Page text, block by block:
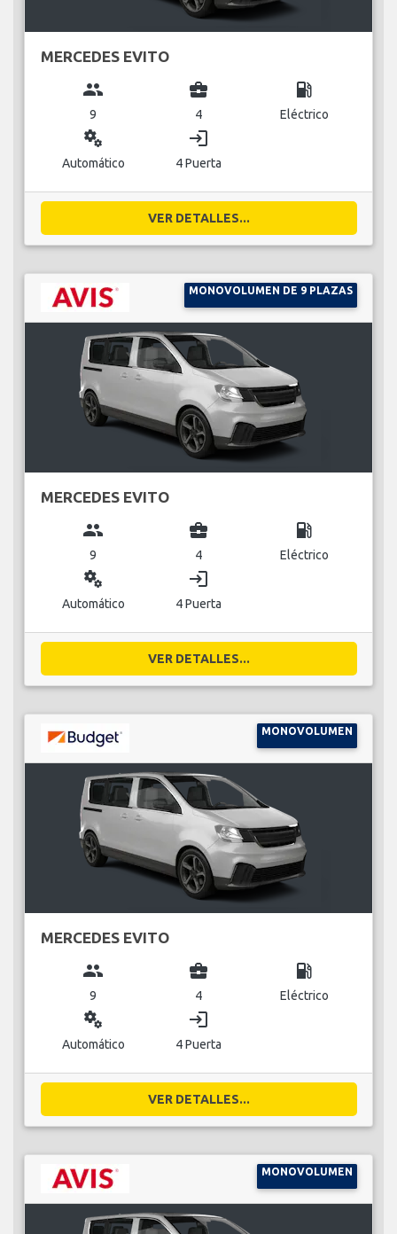
MERCEDES EVITO
group
9
business_center
4
local_gas_station
Eléctrico
miscellaneous_services
Automático
login
4 Puerta
VER DETALLES...
MONOVOLUMEN DE 9 PLAZAS
MERCEDES EVITO
group
9
business_center
4
local_gas_station
Eléctrico
miscellaneous_services
Automático
login
4 Puerta
VER DETALLES...
MONOVOLUMEN
MERCEDES EVITO
group
9
business_center
4
local_gas_station
Eléctrico
miscellaneous_services
Automático
login
4 Puerta
VER DETALLES...
MONOVOLUMEN